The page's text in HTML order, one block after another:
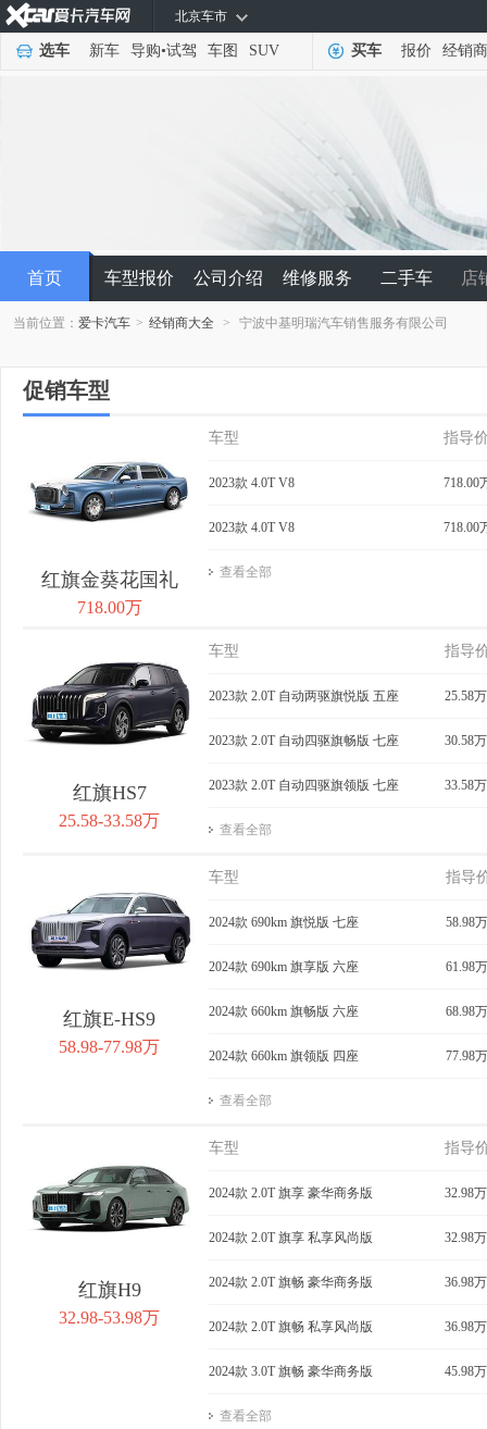
北京车市
选车 新车 导购•试驾 车图 SUV 买车 报价 经销商
首页 车型报价 公司介绍 维修服务 二手车 店
当前位置：爱卡汽车 > 经销商大全 > 宁波中基明瑞汽车销售服务有限公司
促销车型
红旗金葵花国礼
718.00万
车型 指导
2023款 4.0T V8 718.00
2023款 4.0T V8 718.00
查看全部
红旗HS7
25.58-33.58万
车型 指导
2023款 2.0T 自动两驱旗悦版 五座 25.58万
2023款 2.0T 自动四驱旗畅版 七座 30.58万
2023款 2.0T 自动四驱旗领版 七座 33.58万
查看全部
红旗E-HS9
58.98-77.98万
车型 指导
2024款 690km 旗悦版 七座 58.98万
2024款 690km 旗享版 六座 61.98万
2024款 660km 旗畅版 六座 68.98万
2024款 660km 旗领版 四座 77.98万
查看全部
红旗H9
32.98-53.98万
车型 指导
2024款 2.0T 旗享 豪华商务版 32.98万
2024款 2.0T 旗享 私享风尚版 32.98万
2024款 2.0T 旗畅 豪华商务版 36.98万
2024款 2.0T 旗畅 私享风尚版 36.98万
2024款 3.0T 旗畅 豪华商务版 45.98万
查看全部